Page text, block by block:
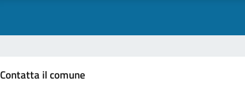
Contatta il comune